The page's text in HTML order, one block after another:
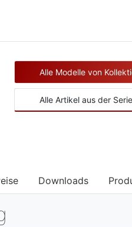
Alle Modelle von
Alle Artikel aus der
Downloads